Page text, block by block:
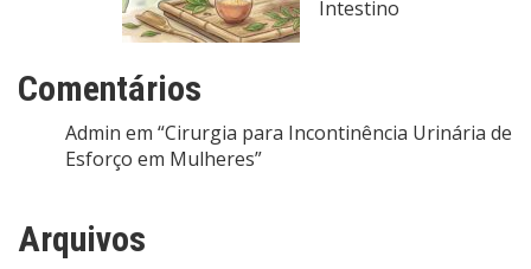
Intestino
Comentários
Admin em “Cirurgia para Incontinência Urinária de
Esforço em Mulheres”
Arquivos